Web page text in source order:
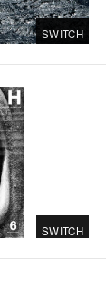
SWITCH
SWITCH